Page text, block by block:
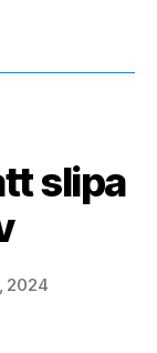
slipa
2024